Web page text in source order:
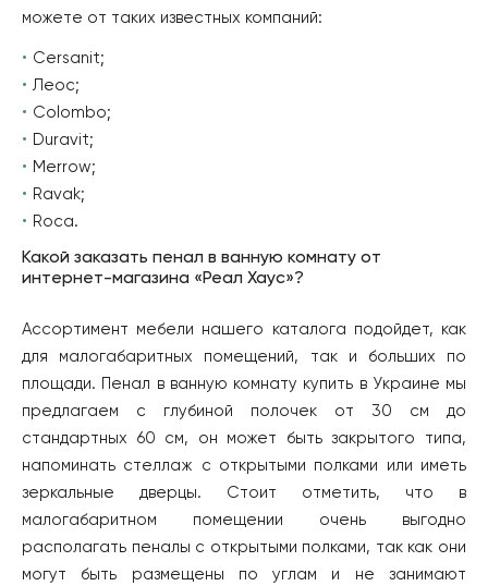
можете от таких известных компаний:
Cersanit;
Леос;
Colombo;
Duravit;
Merrow;
Ravak;
Roca.
Какой заказать пенал в ванную комнату от
интернет-магазина «Реал Хаус»?
Ассортимент мебели нашего каталога подойдет, как
для малогабаритных помещений, так и больших по
площади. Пенал в ванную комнату купить в Украине мы
предлагаем с глубиной полочек от 30 см до
стандартных 60 см, он может быть закрытого типа,
напоминать стеллаж с открытыми полками или иметь
зеркальные дверцы. Стоит отметить, что в
малогабаритном помещении очень выгодно
располагать пеналы с открытыми полками, так как они
могут быть размещены по углам и не занимают